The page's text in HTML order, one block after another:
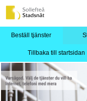
Beställ tjänster
Tillbaka till startsidan